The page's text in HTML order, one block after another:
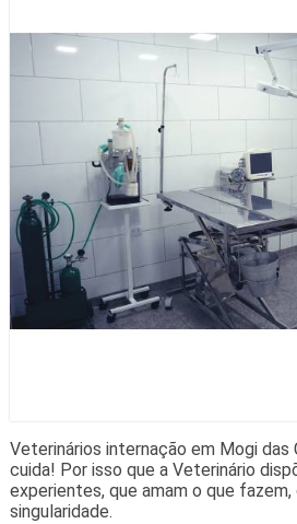
Veterinários internação em Mogi das
cuida! Por isso que a Veterinário
experientes, que amam o que
singularidade.